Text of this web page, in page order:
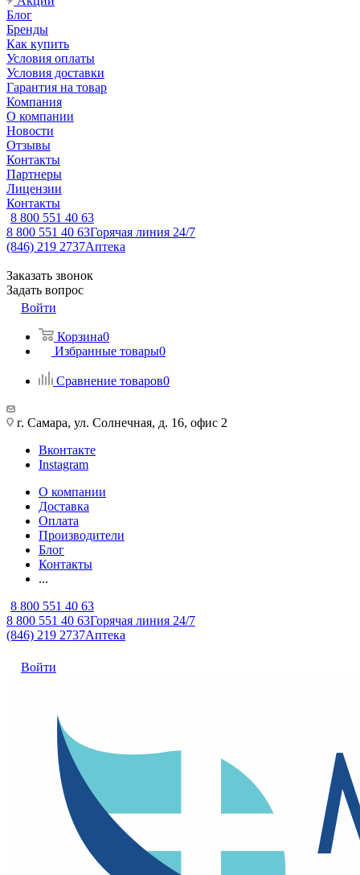
Блог
Бренды
Как купить
Условия оплаты
Условия доставки
Гарантия на товар
Компания
О компании
Новости
Отзывы
Контакты
Партнеры
Лицензии
Контакты
8 800 551 40 63
8 800 551 40 63Горячая линия 24/7
(846) 219 2737Аптека
Заказать звонок
Задать вопрос
Войти
Корзина0
Избранные товары0
Сравнение товаров0
г. Самара, ул. Солнечная, д. 16, офис 2
Вконтакте
Instagram
О компании
Доставка
Оплата
Производители
Блог
Контакты
...
8 800 551 40 63
8 800 551 40 63Горячая линия 24/7
(846) 219 2737Аптека
Войти